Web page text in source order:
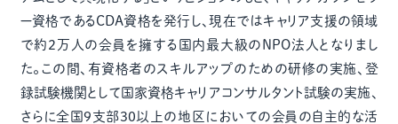
ー資格であるCDA資格を発行し、現在ではキャリア支援の領域
で約2万人の会員を擁する国内最大級のNPO法人となりまし
た。この間、有資格者のスキルアップのための研修の実施、登
録試験機関として国家資格キャリアコンサルタント試験の実施、
さらに全国9支部30以上の地区においての会員の自主的な活